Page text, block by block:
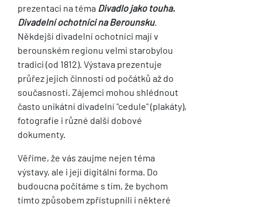
prezentaci na téma Divadlo jako touha.
Divadelní ochotníci na Berounsku.
Někdejší divadelní ochotníci mají v
berounském regionu velmi starobylou
tradici (od 1812). Výstava prezentuje
průřez jejich činností od počátků až do
současnosti. Zájemci mohou shlédnout
často unikátní divadelní "cedule" (plakáty),
fotografie i různé další dobové
dokumenty.
Věříme, že vás zaujme nejen téma
výstavy, ale i její digitální forma. Do
budoucna počítáme s tím, že bychom
tímto způsobem zpřístupnili i některé